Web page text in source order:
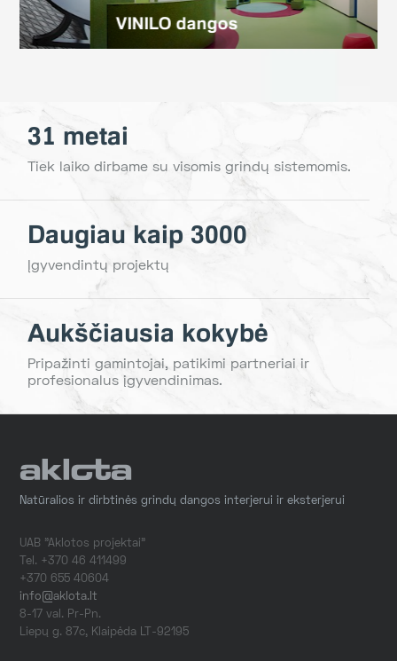
VINILO dangos
31 metai
Tiek laiko dirbame su visomis grindų sistemomis.
Daugiau kaip 3000
Įgyvendintų projektų
Aukščiausia kokybė
Pripažinti gamintojai, patikimi partneriai ir
profesionalus įgyvendinimas.
Natūralios ir dirbtinės grindų dangos interjerui ir eksterjerui
UAB "Aklotos projektai"
Tel. +370 46 411499
+370 655 40604
info@aklota.lt
8-17 val. Pr-Pn.
Liepų g. 87c, Klaipėda LT-92195